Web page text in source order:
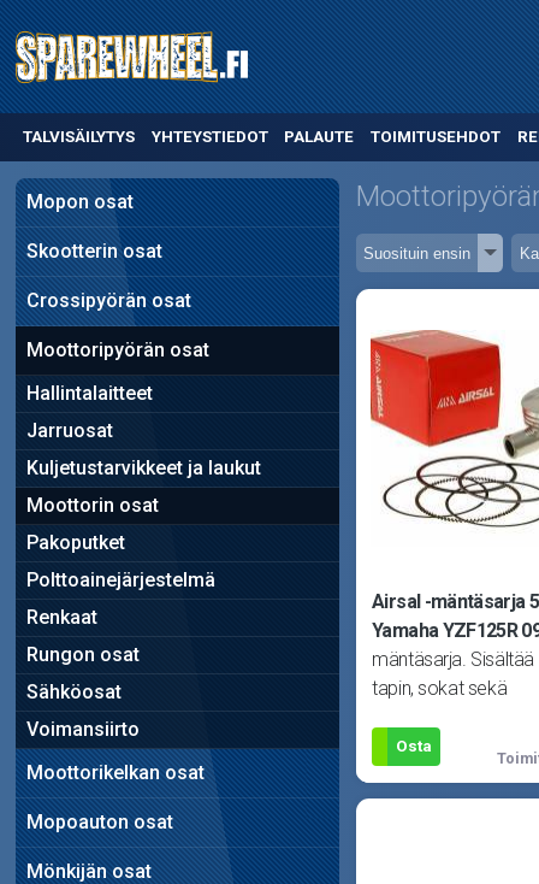
TALVISÄILYTYS YHTEYSTIEDOT PALAUTE TOIMITUSEHDOT
Mopon osat
Skootterin osat
Crossipyörän osat
Moottoripyörän osat
Hallintalaitteet
Jarruosat
Kuljetustarvikkeet ja laukut
Moottorin osat
Pakoputket
Polttoainejärjestelmä
Renkaat
Rungon osat
Sähköosat
Voimansiirto
Moottorikelkan osat
Mopoauton osat
Mönkijän osat
Airsal -mäntäsarja
Yamaha YZF125R
mäntäsarja. Sisältää
tapin, sokat sekä
125cc, Beta R
Osta